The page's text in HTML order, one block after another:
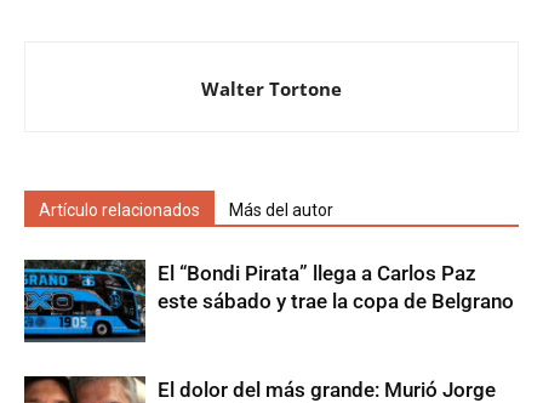
Walter Tortone
Artículo relacionados Más del autor
El “Bondi Pirata” llega a Carlos Paz
este sábado y trae la copa de Belgrano
El dolor del más grande: Murió Jorge